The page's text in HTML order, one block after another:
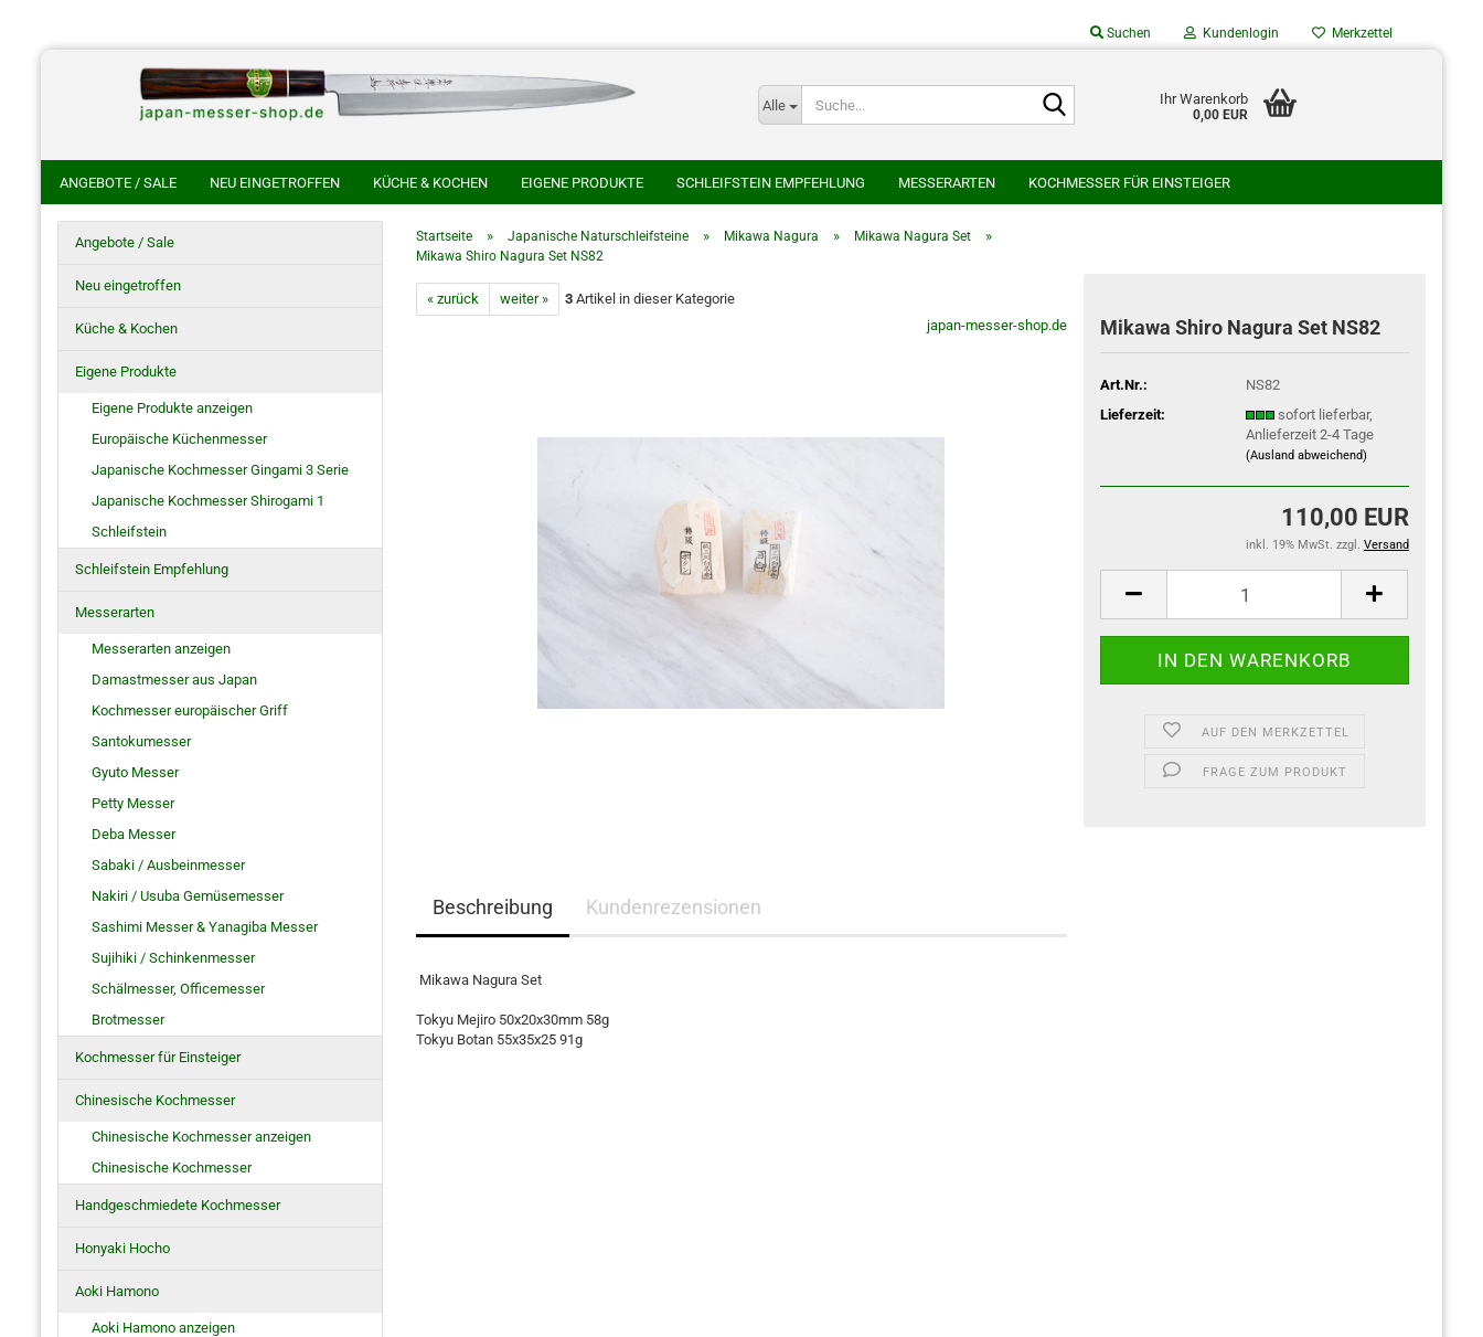
Suchen Kundenlogin
Passwort
Konto erstellen
Merkzettel
Alle Ihr Warenkorb
0,00 EUR
ANGEBOTE / SALE NEU EINGETROFFEN KÜCHE & KOCHEN EIGENE PRODUKTE SCHLEIFSTEIN EMPFEHLUNG MESSERARTEN KOCHMESSER FÜR EINSTEIGER
HANDGESCHMIEDETE KOCHMESSER HONYAKI HOCHO AOKI HAMONO AZAI ECHIZEN MARUKATSU
JAPANISCHE SCHLEIFSTEINE
Startseite » Japanische Naturschleifsteine » Mikawa Nagura » Mikawa Nagura Set »
Mikawa Shiro Nagura Set NS82
« zurück weiter » 3 Artikel in dieser Kategorie
japan-messer-shop.de
Mikawa Shiro Nagura Set NS82
Art.Nr.:
NS82
Lieferzeit:
sofort lieferbar,
Anlieferzeit 2-4 Tage
(Ausland abweichend)
110,00 EUR
inkl. 19% MwSt. zzgl. Versand
AUF DEN MERKZETTEL
FRAGE ZUM PRODUKT
Beschreibung Kundenrezensionen
Mikawa Nagura Set
Tokyu Mejiro 50x20x30mm 58g
Tokyu Botan 55x35x25 91g
Angebote / Sale
Neu eingetroffen
Küche & Kochen
Eigene Produkte
Eigene Produkte anzeigen
Europäische Küchenmesser
Japanische Kochmesser Gingami 3 Serie
Japanische Kochmesser Shirogami 1
Schleifstein
Schleifstein Empfehlung
Messerarten
Messerarten anzeigen
Damastmesser aus Japan
Kochmesser europäischer Griff
Santokumesser
Gyuto Messer
Petty Messer
Deba Messer
Sabaki / Ausbeinmesser
Nakiri / Usuba Gemüsemesser
Sashimi Messer & Yanagiba Messer
Sujihiki / Schinkenmesser
Schälmesser, Officemesser
Brotmesser
Kochmesser für Einsteiger
Chinesische Kochmesser
Chinesische Kochmesser anzeigen
Chinesische Kochmesser
Handgeschmiedete Kochmesser
Honyaki Hocho
Aoki Hamono
Aoki Hamono anzeigen